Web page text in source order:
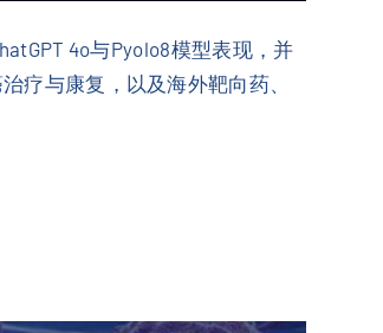
4o与Pyolo8模型表现，并
疗与康复，以及海外靶向药、